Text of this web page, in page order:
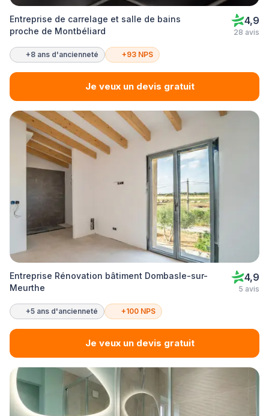
Entreprise de carrelage et salle de bains
proche de Montbéliard
4,9
28 avis
+8 ans d'ancienneté +93 NPS
Je veux un devis gratuit
Entreprise Rénovation bâtiment Dombasle-sur-
Meurthe
4,9
5 avis
+5 ans d'ancienneté +100 NPS
Je veux un devis gratuit